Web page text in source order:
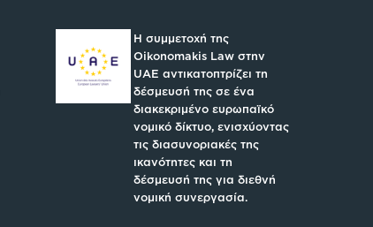
Η συμμετοχή της
Oikonomakis Law στην
UAE αντικατοπτρίζει τη
δέσμευσή της σε ένα
διακεκριμένο ευρωπαϊκό
νομικό δίκτυο, ενισχύοντας
τις διασυνοριακές της
ικανότητες και τη
δέσμευσή της για διεθνή
νομική συνεργασία.